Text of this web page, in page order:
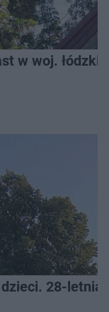
w woj.
28-